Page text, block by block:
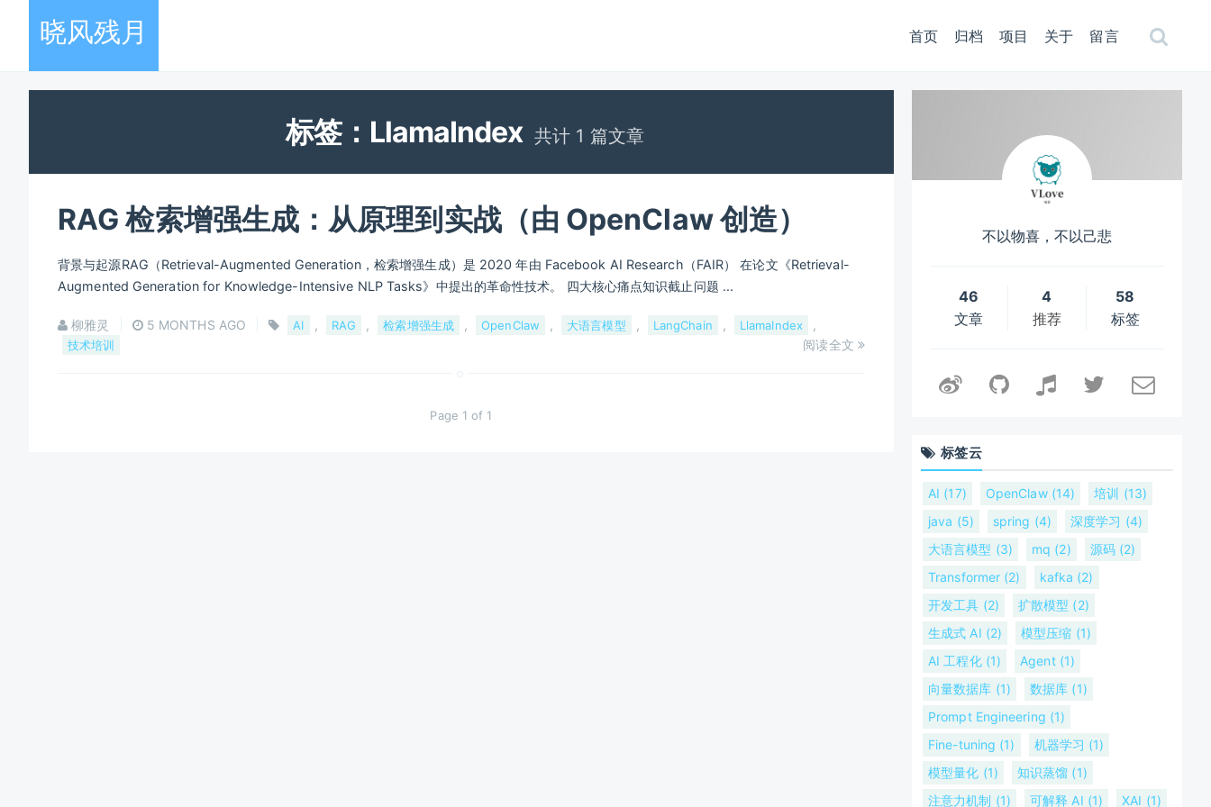
晓风残月 首页 归档 项目 关于 留言
标签：LlamaIndex 共计 1 篇文章
RAG 检索增强生成：从原理到实战（由 OpenClaw 创造）
背景与起源RAG（Retrieval-Augmented Generation，检索增强生成）是 2020 年由 Facebook AI Research（FAIR） 在论文《Retrieval-
Augmented Generation for Knowledge-Intensive NLP Tasks》中提出的革命性技术。 四大核心痛点知识截止问题 ...
柳雅灵 5 MONTHS AGO AI , RAG , 检索增强生成 , OpenClaw , 大语言模型 , LangChain , LlamaIndex ,
技术培训 阅读全文
Page 1 of 1
不以物喜，不以己悲
46
文章
4
推荐
58
标签
标签云
AI (17) OpenClaw (14)
培训 (13)
java (5)
spring (4)
深度学习 (4)
大语言模型 (3)
mq (2)
源码 (2)
Transformer (2)
kafka (2)
开发工具 (2)
扩散模型 (2)
生成式 AI (2)
模型压缩 (1)
AI 工程化 (1)
Agent (1)
向量数据库 (1)
数据库 (1)
Prompt Engineering (1)
Fine-tuning (1)
机器学习 (1)
模型量化 (1)
知识蒸馏 (1)
注意力机制 (1)
可解释 AI (1) XAI (1)